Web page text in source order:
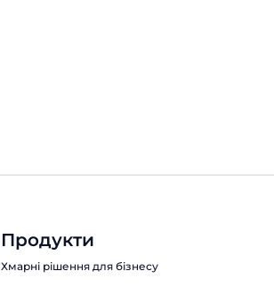
Продукти
Хмарні рішення для бізнесу